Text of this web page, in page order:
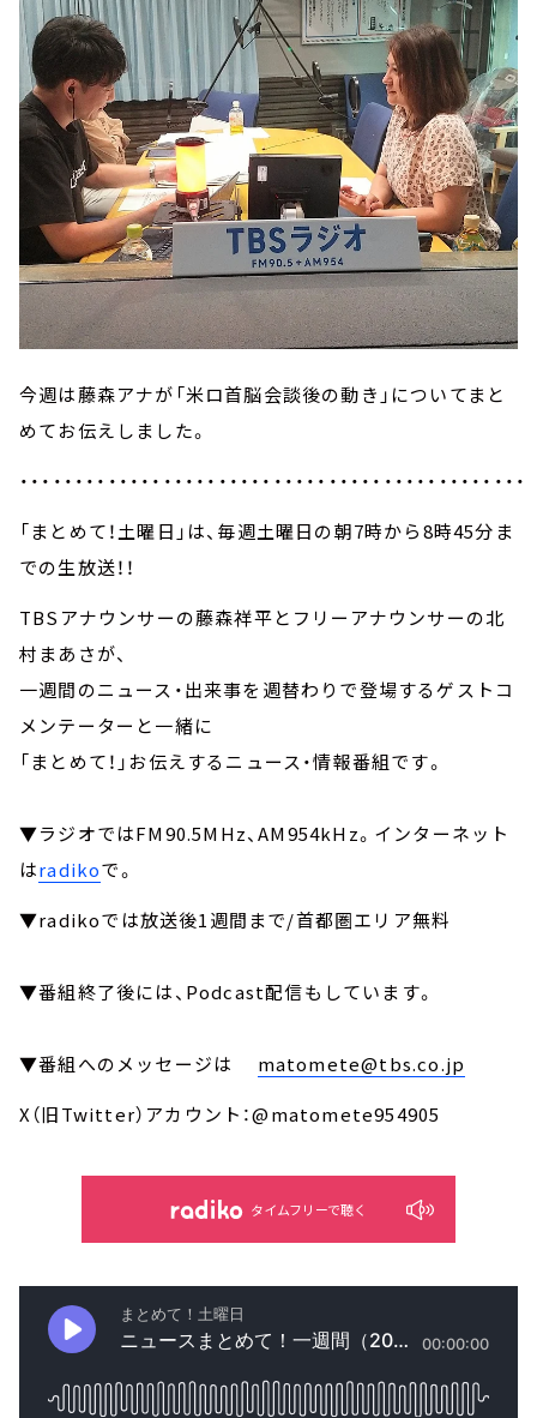
今週は藤森アナが「米ロ首脳会談後の動き」についてまと
めてお伝えしました。
・・・・・・・・・・・・・・・・・・・・・・・・・・・・・・・・・・・・・・・・・・・・・・
「まとめて！土曜日」は、毎週土曜日の朝7時から8時45分ま
での生放送！！
TBSアナウンサーの藤森祥平とフリーアナウンサーの北
村まあさが、
一週間のニュース・出来事を週替わりで登場するゲストコ
メンテーターと一緒に
「まとめて！」お伝えするニュース・情報番組です。
▼ラジオではFM90.5MHz、AM954kHz。インターネット
はradikoで。
▼radikoでは放送後1週間まで/首都圏エリア無料
▼番組終了後には、Podcast配信もしています。
▼番組へのメッセージは matomete@tbs.co.jp
X（旧Twitter）アカウント：@matomete954905
タイムフリーで聴く